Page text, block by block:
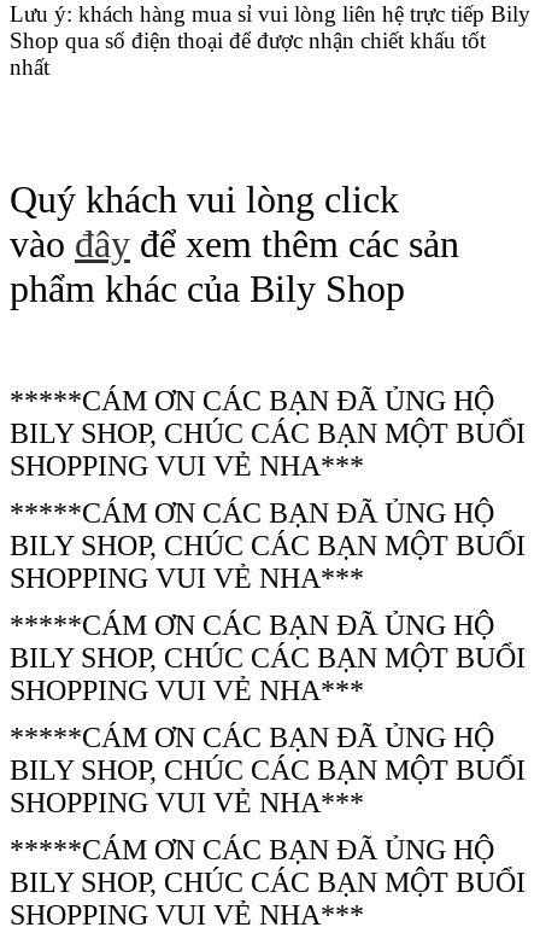
Lưu ý: khách hàng mua sỉ vui lòng liên hệ trực tiếp Bily
Shop qua số điện thoại để được nhận chiết khấu tốt
nhất
Quý khách vui lòng click
vào đây để xem thêm các sản
phẩm khác của Bily Shop
*****CÁM ƠN CÁC BẠN ĐÃ ỦNG HỘ
BILY SHOP, CHÚC CÁC BẠN MỘT BUỔI
SHOPPING VUI VẺ NHA***
*****CÁM ƠN CÁC BẠN ĐÃ ỦNG HỘ
BILY SHOP, CHÚC CÁC BẠN MỘT BUỔI
SHOPPING VUI VẺ NHA***
*****CÁM ƠN CÁC BẠN ĐÃ ỦNG HỘ
BILY SHOP, CHÚC CÁC BẠN MỘT BUỔI
SHOPPING VUI VẺ NHA***
*****CÁM ƠN CÁC BẠN ĐÃ ỦNG HỘ
BILY SHOP, CHÚC CÁC BẠN MỘT BUỔI
SHOPPING VUI VẺ NHA***
*****CÁM ƠN CÁC BẠN ĐÃ ỦNG HỘ
BILY SHOP, CHÚC CÁC BẠN MỘT BUỔI
SHOPPING VUI VẺ NHA***